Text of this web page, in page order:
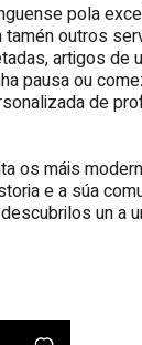
pola
outros
artigos de
pausa ou
de
os máis
e a súa
un a